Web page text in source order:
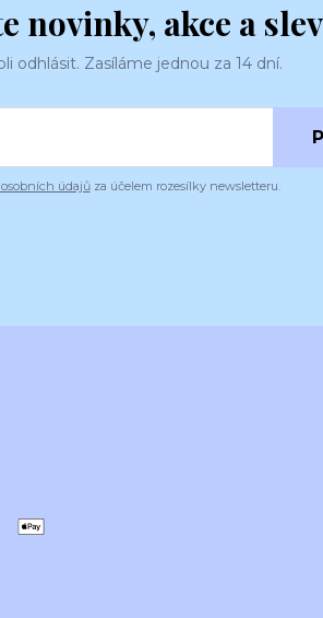
novinky, akce a
odhlásit. Zasíláme jednou za 14 dní.
údajůza účelem rozesílky newsletteru.